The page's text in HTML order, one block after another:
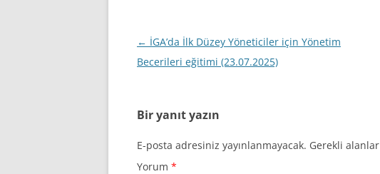
Yazı
dolaşımı
← İGA’da İlk Düzey Yöneticiler için Yönetim
Becerileri eğitimi (23.07.2025)
Bir yanıt yazın
E-posta adresiniz yayınlanmayacak. Gerekli alanlar
Yorum *